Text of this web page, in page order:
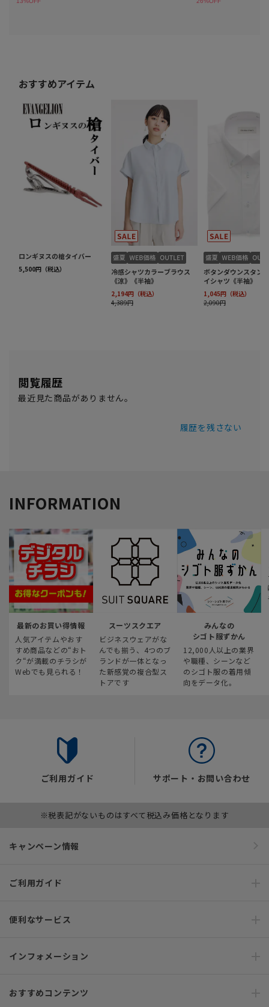
閲覧履歴
最近見た商品がありません。
履歴を残さない
INFORMATION
最新のお買い得情報
人気アイテムやおす
すめ商品などの“おト
ク“が満載のチラシが
Webでも見られる！
スーツスクエア
ビジネスウェアがな
んでも揃う、4つのブ
ランドが一体となっ
た新感覚の複合型ス
トアです
みんなの
シゴト服ずかん
12,000人以上の業界
や職種、シーンなど
のシゴト服の着用傾
向をデータ化。
ご利用ガイド サポート・お問い合わせ
※税表記がないものはすべて税込み価格となります
キャンペーン情報
ご利用ガイド
便利なサービス
インフォメーション
おすすめコンテンツ